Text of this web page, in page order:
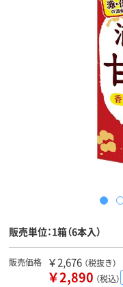
販売単位：1箱（6本入）
販売価格 ￥2,676 （税抜き）
￥2,890 （税込）